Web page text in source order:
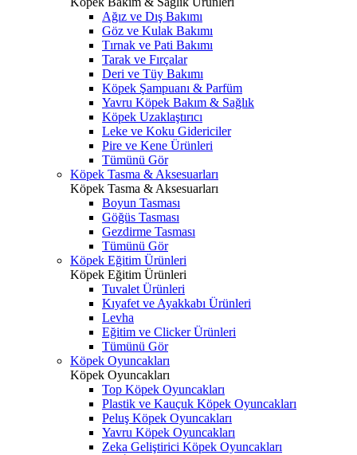
Ağız ve Dış Bakımı
Göz ve Kulak Bakımı
Tırnak ve Pati Bakımı
Tarak ve Fırçalar
Deri ve Tüy Bakımı
Köpek Şampuanı & Parfüm
Yavru Köpek Bakım & Sağlık
Köpek Uzaklaştırıcı
Leke ve Koku Gidericiler
Pire ve Kene Ürünleri
Tümünü Gör
Köpek Tasma & Aksesuarları
Köpek Tasma & Aksesuarları
Boyun Tasması
Göğüs Tasması
Gezdirme Tasması
Tümünü Gör
Köpek Eğitim Ürünleri
Köpek Eğitim Ürünleri
Tuvalet Ürünleri
Kıyafet ve Ayakkabı Ürünleri
Levha
Eğitim ve Clicker Ürünleri
Tümünü Gör
Köpek Oyuncakları
Köpek Oyuncakları
Top Köpek Oyuncakları
Plastik ve Kauçuk Köpek Oyuncakları
Peluş Köpek Oyuncakları
Yavru Köpek Oyuncakları
Zeka Geliştirici Köpek Oyuncakları